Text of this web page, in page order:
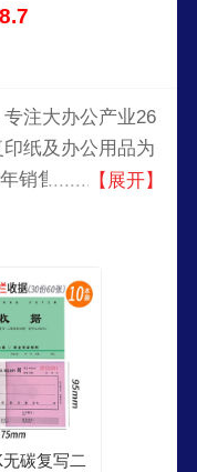
8.7
注大办公产业26
纸及办公用品为
销售额20余亿，
旗下华讯系列保
【展开】
碳复写二